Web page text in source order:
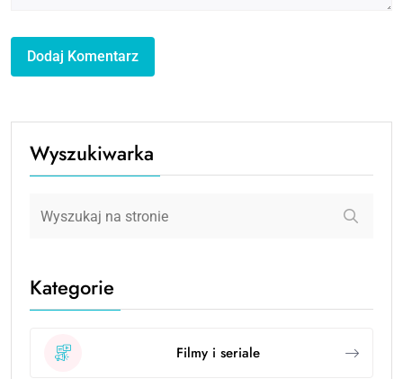
Wyszukiwarka
Kategorie
Filmy i seriale